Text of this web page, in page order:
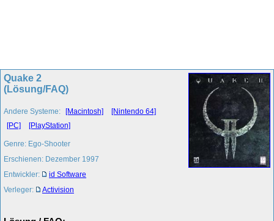
Quake 2
(Lösung/FAQ)
Andere Systeme: [Macintosh]
[Nintendo 64]
[PC]
[PlayStation]
Genre: Ego-Shooter
Erschienen: Dezember 1997
Entwickler:
id Software
Verleger:
Activision